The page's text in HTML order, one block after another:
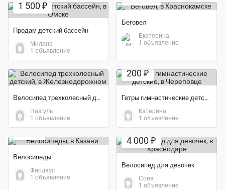
1 500 ₽
Продам детский бассейн
Милана
1 объявление
Беговел
Екатерина
1 объявление
Велосипед трехколесный детский
Назгуль
1 объявление
200 ₽
Гетры гимнастические детские
Катерина
1 объявление
Велосипеды
Фирдаус
1 объявление
4 000 ₽
Велосипед для девочек
Соня
1 объявление